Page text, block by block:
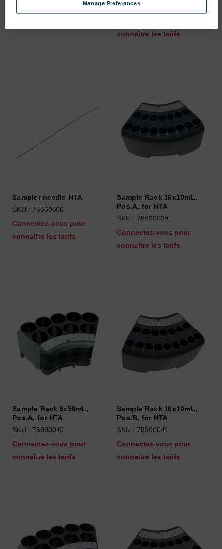
Connectez-vous pour
SKU : 78280122
connaître les tarifs
Sampler needle HTA
SKU : 75560506
Connectez-vous pour
connaître les tarifs
Sample Rack 16x10mL,
Pos.A, for HTA
SKU : 78990039
Connectez-vous pour
connaître les tarifs
Sample Rack 9x50mL,
Pos.A, for HTA
SKU : 78990040
Connectez-vous pour
connaître les tarifs
Sample Rack 16x10mL,
Pos.B, for HTA
SKU : 78990041
Connectez-vous pour
connaître les tarifs
Manage Preferences